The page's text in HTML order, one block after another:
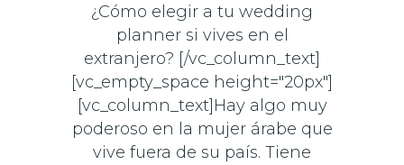
¿Cómo elegir a tu wedding
planner si vives en el
extranjero? [/vc_column_text]
[vc_empty_space height="20px"]
[vc_column_text]Hay algo muy
poderoso en la mujer árabe que
vive fuera de su país. Tiene